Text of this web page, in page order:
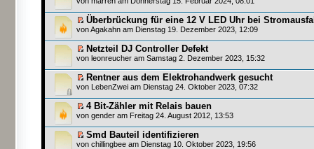
Überbrückung für eine 12 V LED Uhr bei
vonAgakahn am Dienstag 19. Dezember 2023, 12:09
Netzteil DJ Controller Defekt
von leonreucher am Samstag 2. Dezember 2023, 15:32
Rentner aus dem Elektrohandwerk gesucht
von LebenZwei am Dienstag 24. Oktober 2023, 07:32
4 Bit-Zähler mit Relais bauen
von gender am Freitag 24. August 2012, 13:53
Smd Bauteil identifizieren
von chillingbee am Dienstag 10. Oktober 2023, 19:56